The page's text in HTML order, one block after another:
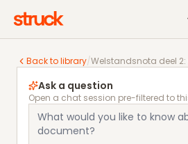
Back to library/
Welstandsnota deel 2:
Ask a question
Open a chat session pre-filtered to